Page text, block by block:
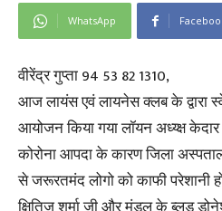
WhatsApp
वीरेंद्र गुप्ता 94 53 82 1310,
आज लायंस एवं लायनेस क्लब के द्वारा
आयोजन किया गया लॉयन अध्य्क्ष
कोरोना आपदा के कारण जिला
से जरूरतमंद लोगो को काफी परेशानी